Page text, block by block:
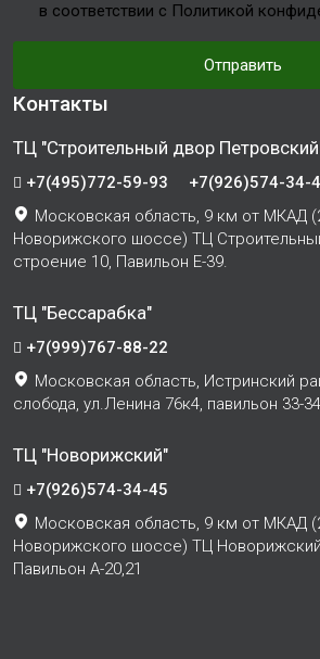
в соответствии с Политикой
Отправить
Контакты
ТЦ "Строительный двор
+7(495)772-59-93
+7(926)574-34-
Московская область, 9 км от МКАД
Новорижского шоссе) ТЦ
строение 10, Павильон Е-39.
ТЦ "Бессарабка"
+7(999)767-88-22
Московская область, Истринский
слобода, ул.Ленина 76к4, павильон 33-
ТЦ "Новорижский"
+7(926)574-34-45
Московская область, 9 км от МКАД
Новорижского шоссе) ТЦ
Павильон А-20,21